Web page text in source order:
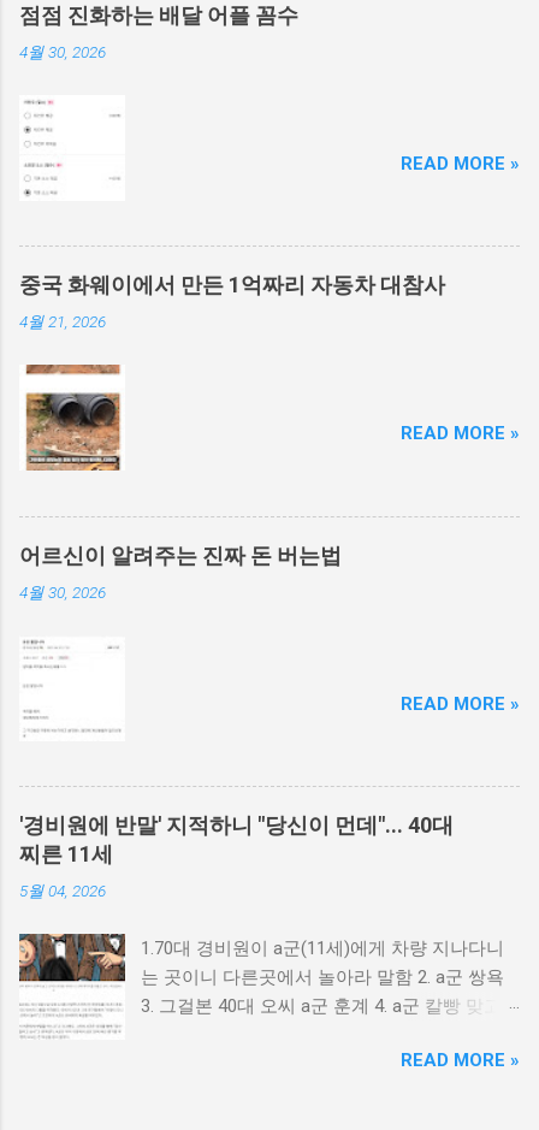
점점 진화하는 배달 어플 꼼수
4월 30, 2026
READ MORE »
중국 화웨이에서 만든 1억짜리 자동차 대참사
4월 21, 2026
READ MORE »
어르신이 알려주는 진짜 돈 버는법
4월 30, 2026
READ MORE »
'경비원에 반말' 지적하니 "당신이 먼데"... 40대
찌른 11세
5월 04, 2026
1.70대 경비원이 a군(11세)에게 차량 지나다니
는 곳이니 다른곳에서 놀아라 말함 2. a군 쌍욕
3. 그걸본 40대 오씨 a군 훈계 4. a군 칼빵 맞고
배를 찌름 6. 다행이 중상 면함 7. a군 친구가 폭
READ MORE »